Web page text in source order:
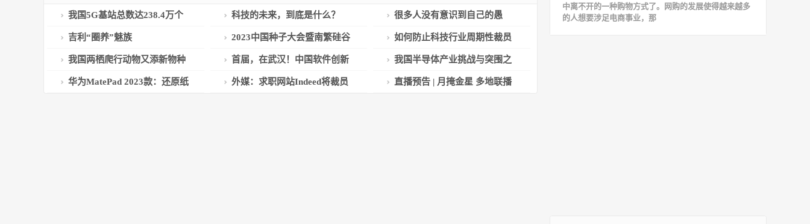
我国5G基站总数达238.4万个 科技的未来，到底是什么？ 很多人没有意识到自己的愚
蠢，不要低估愚蠢
吉利“圈养”魅族 2023中国种子大会暨南繁硅谷
论坛4月1日至4日举行
如何防止科技行业周期性裁员
再次发生？
我国两栖爬行动物又添新物种 首届，在武汉！中国软件创新
发展大会新闻发布会召开
我国半导体产业挑战与突围之
路怎么走？杨德仁院士这么说
华为MatePad 2023款：还原纸 外媒：求职网站Indeed将裁员 直播预告 | 月掩金星 多地联播
中离不开的一种购物方式了。网购的发展使得越来越多
的人想要涉足电商事业，那